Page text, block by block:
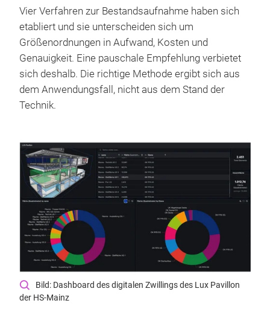
Vier Verfahren zur Bestandsaufnahme haben sich
etabliert und sie unterscheiden sich um
Größenordnungen in Aufwand, Kosten und
Genauigkeit. Eine pauschale Empfehlung verbietet
sich deshalb. Die richtige Methode ergibt sich aus
dem Anwendungsfall, nicht aus dem Stand der
Technik.
Bild: Dashboard des digitalen Zwillings des Lux Pavillon
der HS-Mainz